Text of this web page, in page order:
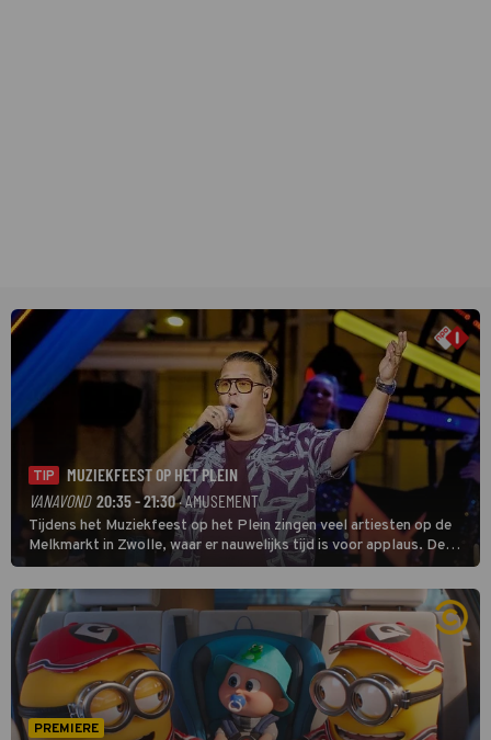
TIP
MUZIEKFEEST OP HET PLEIN
VANAVOND 20:35 - 21:30· AMUSEMENT
Tijdens het Muziekfeest op het Plein zingen veel artiesten op de
Melkmarkt in Zwolle, waar er nauwelijks tijd is voor applaus. De
grootste namen zijn André Hazes, Jannes, René Froger en
natuurlijk Rutger van Barneveld met zijn hit Zwoele Zomernachten.
PREMIERE